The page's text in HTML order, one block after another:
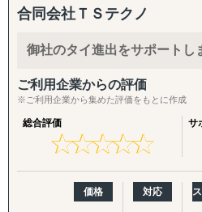
ターゲットリストの作成から、
る商流構築、継続的な取引先フ
す。
2. パートナー開拓支援
海外展開の成否を分けるのは「
合わせ」です。開拓戦略の策定
度付け、アプローチ代行、契約
拓後の現地事業開発（定例会・
マップ策定・交渉代行・ローカ
創業以来、台湾に毎月渡航し構
ーシップにより、
他社では提供できない販路開拓
米、庭木、観賞魚などの特殊分
あらゆる商材の輸出入をサポート
【貿易業界の"異端児"としての挑
常識にとらわれない発想で、通
な案件にも果敢に挑戦。
生き物・植物の輸出入や、特殊
専門性の高いサービスを提供し
合同会社ＴＳテクノ
御社のタイ進出をサポートし
ご利用企業からの評価
※ご利用企業から集めた評価をもとに作成
総合評価
★★★★★
★★★★★
サ
価格 対応